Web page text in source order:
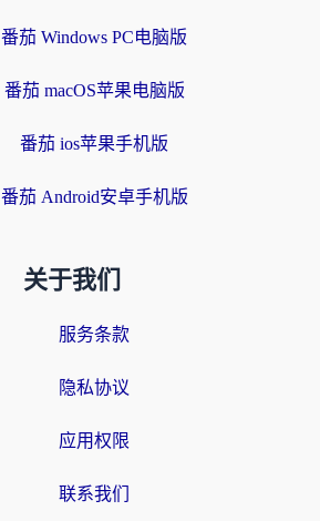
番茄 Windows PC电脑版
番茄 macOS苹果电脑版
番茄 ios苹果手机版
番茄 Android安卓手机版
关于我们
服务条款
隐私协议
应用权限
联系我们